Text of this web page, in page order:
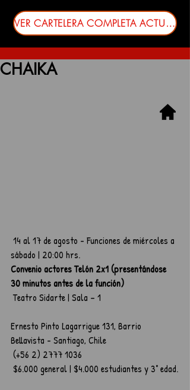
VER CARTELERA COMPLETA ACTUALIZADA
CHAIKA
sábado | 20:00 hrs.
Convenio actores Telón 2x1 (presentándose
30 minutos antes de la función)
Teatro Sidarte | Sala – 1
Ernesto Pinto Lagarrigue 131, Barrio
Bellavista - Santiago, Chile
(+56 2) 2777 1036
$6.000 general | $4.000 estudiantes y 3° edad.